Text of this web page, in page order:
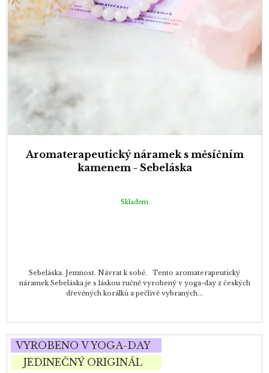
Aromaterapeutický náramek s měsíčním
kamenem - Sebeláska
Skladem
Sebeláska. Jemnost. Návrat k sobě. Tento aromaterapeutický
náramek Sebeláska je s láskou ručně vyrobený v yoga-day z českých
dřevěných korálků a pečlivě vybraných...
VYROBENO V YOGA-DAY
JEDINEČNÝ ORIGINÁL